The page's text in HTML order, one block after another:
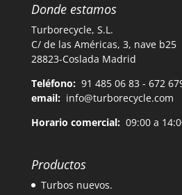
Donde estamos
Turborecycle, S.L.
C/ de las Américas, 3, nave b25
28823-Coslada Madrid
Teléfono: 91 485 06 83 - 672
email: info@turborecycle.com
Horario comercial:09:00 a
Productos
Turbos nuevos.